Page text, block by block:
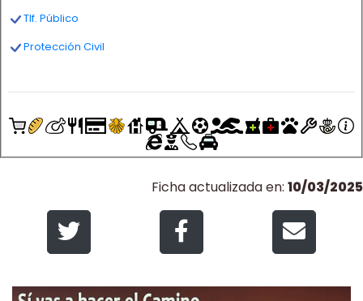
Tlf. Público
Protección Civil
Ficha actualizada en: 10/03/2025